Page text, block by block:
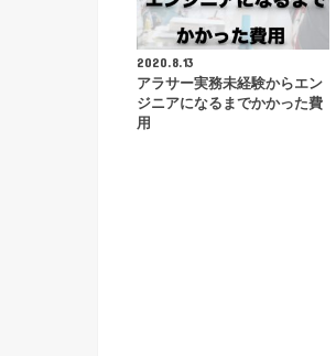
2020.8.13
アラサー実務未経験からエン
ジニアになるまでかかった費
用